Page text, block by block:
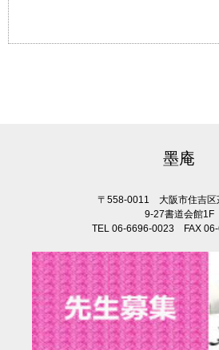
墨庵
〒558-0011 大阪市住吉区
9-27書道会館1F
TEL 06-6696-0023 FAX